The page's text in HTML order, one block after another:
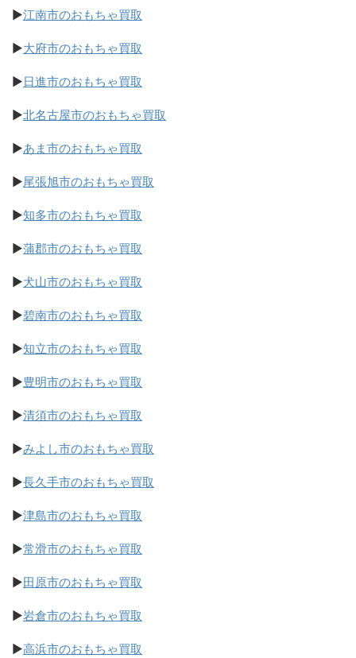
▶江南市のおもちゃ買取
▶大府市のおもちゃ買取
▶日進市のおもちゃ買取
▶北名古屋市のおもちゃ買取
▶あま市のおもちゃ買取
▶尾張旭市のおもちゃ買取
▶知多市のおもちゃ買取
▶蒲郡市のおもちゃ買取
▶犬山市のおもちゃ買取
▶碧南市のおもちゃ買取
▶知立市のおもちゃ買取
▶豊明市のおもちゃ買取
▶清須市のおもちゃ買取
▶みよし市のおもちゃ買取
▶長久手市のおもちゃ買取
▶津島市のおもちゃ買取
▶常滑市のおもちゃ買取
▶田原市のおもちゃ買取
▶岩倉市のおもちゃ買取
▶高浜市のおもちゃ買取